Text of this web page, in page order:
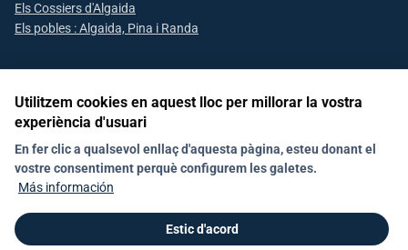
Els Cossiers d'Algaida
Els pobles : Algaida, Pina i Randa
Segueix-nos a les xarxes socials
Declaració d'accesibilitat Política de Xarxes Socials
Política de galetes (Cookies)
Utilitzem cookies en aquest lloc per millorar la vostra
experiència d'usuari
En fer clic a qualsevol enllaç d'aquesta pàgina, esteu donant el
vostre consentiment perquè configurem les galetes.
Más información
Estic d'acord